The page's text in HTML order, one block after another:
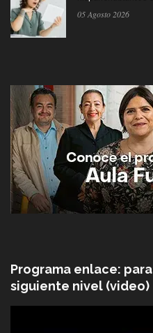
05 Agosto 2026
Programa enlace:
siguiente nivel (video)